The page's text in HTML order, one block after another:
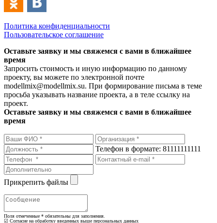
Политика конфиденциальности
Пользовательское соглашение
Оставьте заявку и мы свяжемся с вами в ближайшее
время
Запросить стоимость и иную информацию по данному
проекту, вы можете по электронной почте
modellmix@modellmix.su. При формирование письма в теме
просьба указывать название проекта, а в теле ссылку на
проект.
Оставьте заявку и мы свяжемся с вами в ближайшее
время
Телефон в формате: 81111111111
Прикрепить файлы
Поля отмеченные * обязательны для заполнения.
☑ Согласие на обработку введенных выше персональных данных